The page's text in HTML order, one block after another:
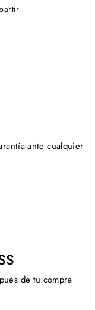
ante cualquier
de tu compra